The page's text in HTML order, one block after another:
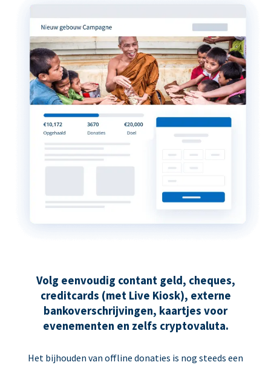
Volg eenvoudig contant geld, cheques,
creditcards (met Live Kiosk), externe
bankoverschrijvingen, kaartjes voor
evenementen en zelfs cryptovaluta.
Het bijhouden van offline donaties is nog steeds een